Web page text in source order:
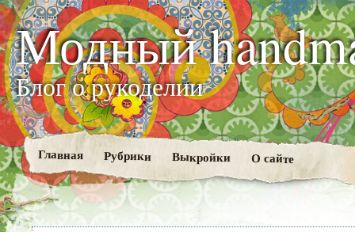
Модный
Блог о рукоделии
Главная Рубрики Выкройки О сайте